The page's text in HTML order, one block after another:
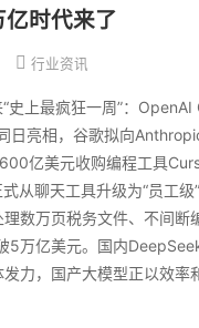
亿时代来了
行业资讯
史上最疯狂一周”：OpenAI
日亮相，谷歌拟向
亿美元收购编程工具
从聊天工具升级为“员工级
数万页税务文件、不间断
5万亿美元。国内
发力，国产大模型正以效率